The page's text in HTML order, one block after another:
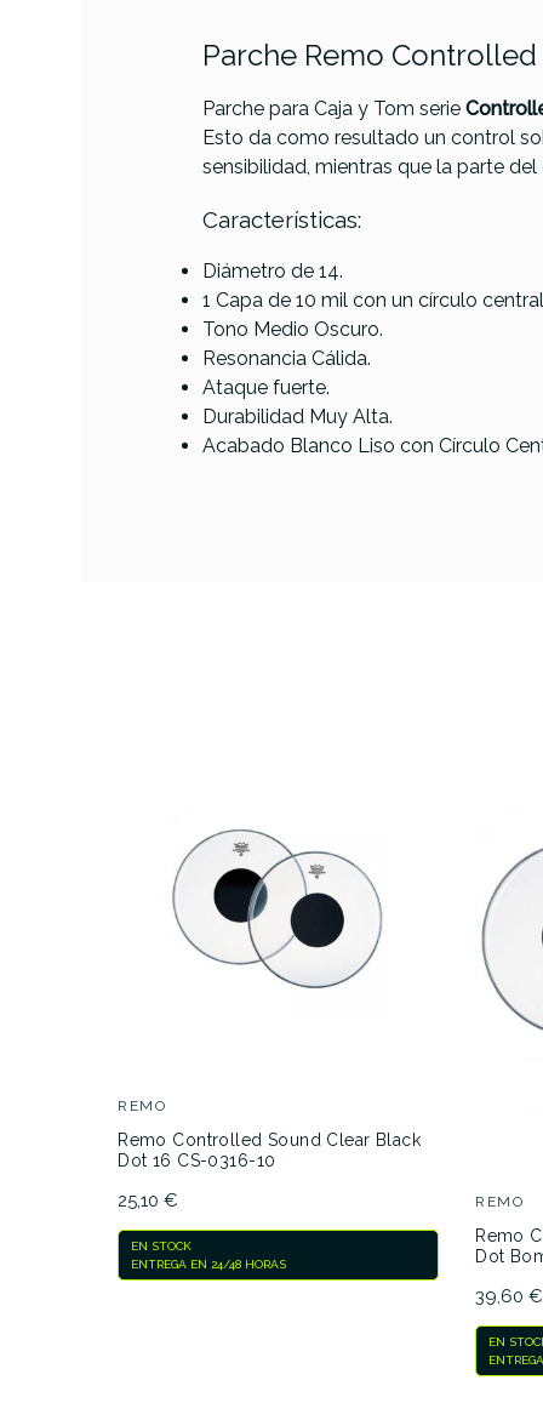
Parche Remo
Parche para Caja y Tom serie
Esto da como resultado un control
sensibilidad, mientras que la parte
Características:
Diámetro de 14.
1 Capa de 10 mil con un círculo
Tono Medio Oscuro.
Resonancia Cálida.
Ataque fuerte.
Durabilidad Muy Alta.
Acabado Blanco Liso con Círculo
PRODUCTO
REMO
Remo Controlled Sound Clear Black
Dot 16 CS-0316-10
25,10 €
EN STOCK
ENTREGA EN 24/48 HORAS
REMO
Remo
Dot
39,60 €
EN